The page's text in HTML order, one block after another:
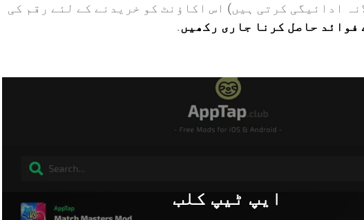
ادائیگی کرتی ہیں) اس اکاؤنٹ کو خریدنے کے لئے رقم کی
فوائد حاصل کرنا جاری رکھیں.
ایپ ٹیپ کلب